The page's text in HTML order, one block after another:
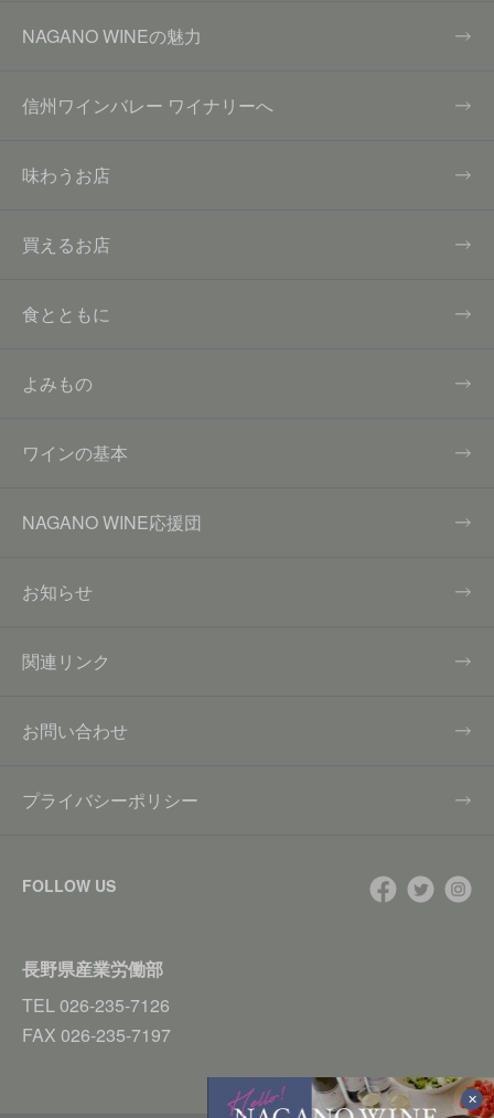
NAGANO WINEの魅力
信州ワインバレー ワイナリーへ
味わうお店
買えるお店
食とともに
よみもの
ワインの基本
NAGANO WINE応援団
お知らせ
関連リンク
お問い合わせ
プライバシーポリシー
FOLLOW US
長野県産業労働部
TEL 026-235-7126
FAX 026-235-7197